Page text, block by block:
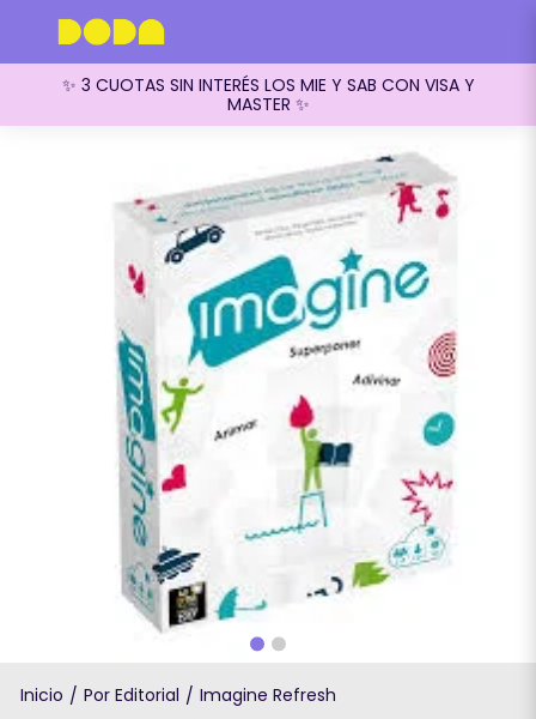
✨ 3 CUOTAS SIN INTERÉS LOS MIE Y SAB CON VISA Y
MASTER ✨
Inicio / Por Editorial / Imagine Refresh